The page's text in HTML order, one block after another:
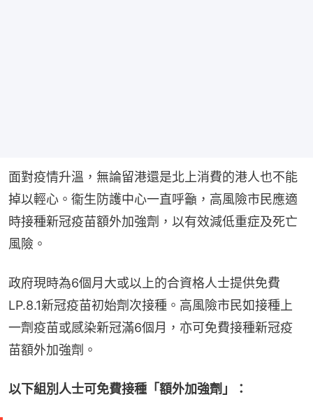
面對疫情升溫，無論留港還是北上消費的港人也不能
掉以輕心。衞生防護中心一直呼籲，高風險市民應適
時接種新冠疫苗額外加強劑，以有效減低重症及死亡
風險。
政府現時為6個月大或以上的合資格人士提供免費
LP.8.1新冠疫苗初始劑次接種。高風險市民如接種上
一劑疫苗或感染新冠滿6個月，亦可免費接種新冠疫
苗額外加強劑。
以下組別人士可免費接種「額外加強劑」：